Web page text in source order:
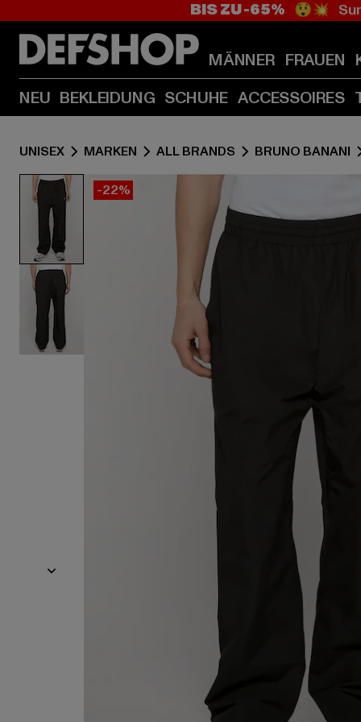
BIS ZU -65% 😲💥
MÄNNER FRAUEN
NEU BEKLEIDUNG SCHUHE ACCESSOIRES
UNISEX MARKEN ALL BRANDS BRUNO BANANI
-22%